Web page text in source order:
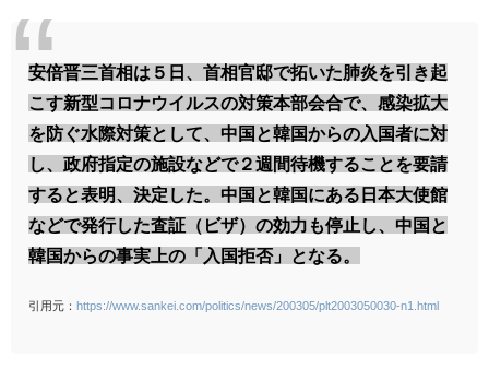
安倍晋三首相は５日、首相官邸で拓いた肺炎を引き起
こす新型コロナウイルスの対策本部会合で、感染拡大
を防ぐ水際対策として、中国と韓国からの入国者に対
し、政府指定の施設などで２週間待機することを要請
すると表明、決定した。中国と韓国にある日本大使館
などで発行した査証（ビザ）の効力も停止し、中国と
韓国からの事実上の「入国拒否」となる。
引用元： https://www.sankei.com/politics/news/200305/plt2003050030-n1.html